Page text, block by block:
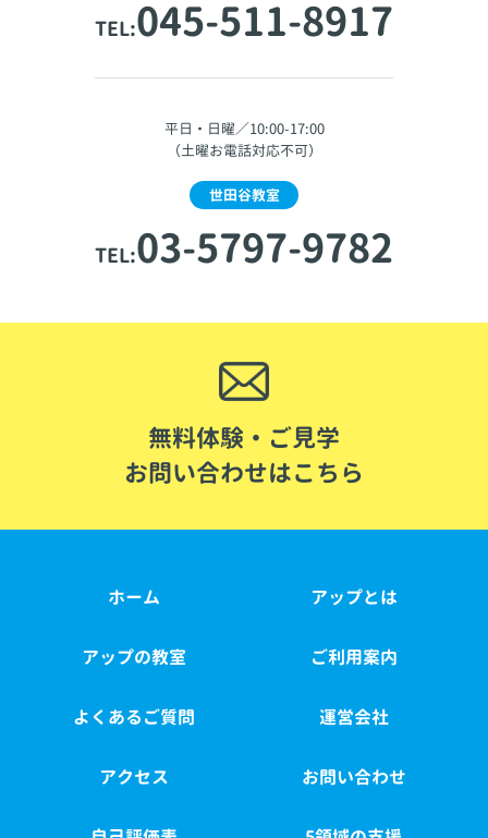
TEL:045-511-8917
平日・日曜／10:00-17:00
（土曜お電話対応不可）
世田谷教室
TEL:03-5797-9782
無料体験・ご見学
お問い合わせはこちら
ホーム アップとは
アップの教室 ご利用案内
よくあるご質問 運営会社
アクセス お問い合わせ